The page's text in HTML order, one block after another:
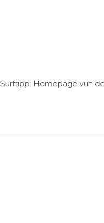
Surftipp: Homepage vun